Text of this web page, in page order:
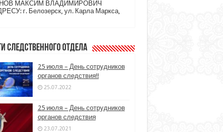
МАКСИМ ВЛАДИМИРОВИЧ
г. Белозерск, ул. Карла Маркса,
следственного отдела
25 июля – День сотрудников
органов следствия!!
25.07.2022
25 июля – День сотрудников
органов следствия
23.07.2021